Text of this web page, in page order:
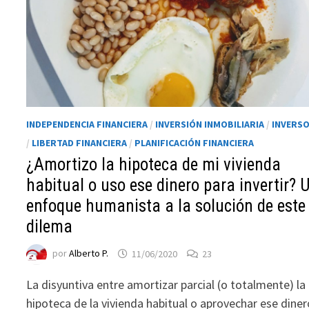
INDEPENDENCIA FINANCIERA / INVERSIÓN INMOBILIARIA /
/ LIBERTAD FINANCIERA / PLANIFICACIÓN FINANCIERA
¿Amortizo la hipoteca de mi vivienda
habitual o uso ese dinero para invertir?
enfoque humanista a la solución de este
dilema
porAlberto P. 11/06/2020 23
La disyuntiva entre amortizar parcial (o totalmente) la
hipoteca de la vivienda habitual o aprovechar ese
Necesarias
Estas
cookies no
son
opcionales.
Son
necesarias
para que